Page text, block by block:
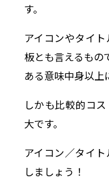
す。
アイコンやタイ
板とも言えるもの
ある意味中身以上
しかも比較的コ
大です。
アイコン／タイ
しましょう！